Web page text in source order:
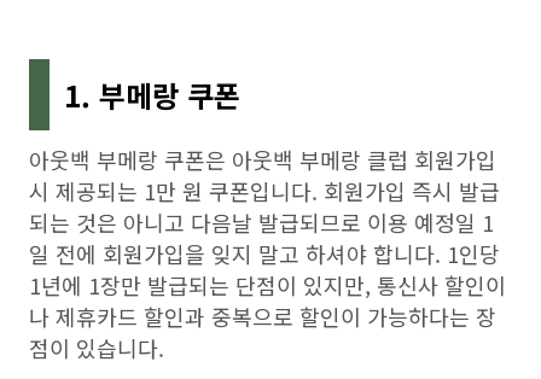
1. 부메랑 쿠폰
아웃백 부메랑 쿠폰은 아웃백 부메랑 클럽 회원가입
시 제공되는 1만 원 쿠폰입니다. 회원가입 즉시 발급
되는 것은 아니고 다음날 발급되므로 이용 예정일 1
일 전에 회원가입을 잊지 말고 하셔야 합니다. 1인당
1년에 1장만 발급되는 단점이 있지만, 통신사 할인이
나 제휴카드 할인과 중복으로 할인이 가능하다는 장
점이 있습니다.